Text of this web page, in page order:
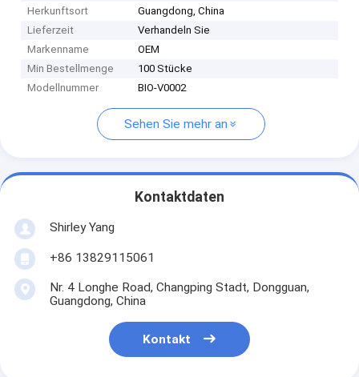
Herkunftsort
Guangdong, China
Lieferzeit
Verhandeln Sie
Markenname
OEM
Min Bestellmenge
100 Stücke
Modellnummer
BIO-V0002
Sehen Sie mehr an
Kontaktdaten
Shirley Yang
+86 13829115061
Nr. 4 Longhe Road, Changping Stadt, Dongguan,
Guangdong, China
Kontakt